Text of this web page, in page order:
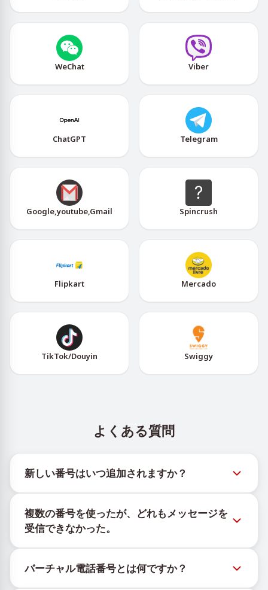
WeChat Viber
ChatGPT Telegram
Google,youtube,Gmail Spincrush
Flipkart Mercado
TikTok/Douyin Swiggy
よくある質問
新しい番号はいつ追加されますか？
@TigerSMSofficial_bot で確認できます。このチャン
ネルは最新の番号在庫にアクセスできるよう、タイム
リーな更新を提供します。
複数の番号を使ったが、どれもメッセージを
受信できなかった。
ことはできません。サービスのアルゴリズムにより、
一時的な番号へのメッセージ配信がさまざまな理由で
バーチャル電話番号とは何ですか？